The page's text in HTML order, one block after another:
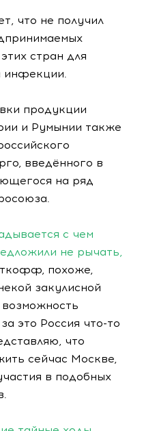
что не получил
стран для
инфекции.
продукции
и Румынии также
введённого в
на ряд
с чем
не рычать,
похоже,
закулисной
это Россия что-то
что
сейчас Москве,
в подобных